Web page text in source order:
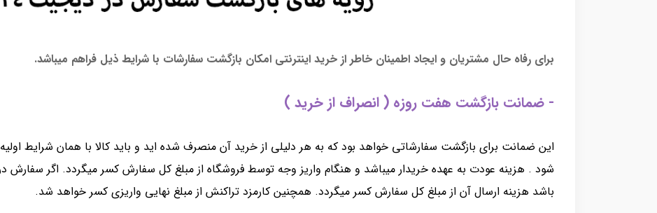
برای رفاه حال مشتریان و ایجاد اطمینان خاطر از خرید اینترنتی امکان بازگشت سفارشات با شرایط ذیل فراهم میباشد.
- ضمانت بازگشت هفت روزه ( انصراف از خرید )
این ضمانت برای بازگشت سفارشاتی خواهد بود که به هر دلیلی از خرید آن منصرف شده اید و باید کالا با همان شرایط
شود . هزینه عودت به عهده خریدار میباشد و هنگام واریز وجه توسط فروشگاه از مبلغ کل سفارش کسر میگردد. اگر سفارش
باشد هزینه ارسال آن از مبلغ کل سفارش کسر میگردد. همچنین کارمزد تراکنش از مبلغ نهایی واریزی کسر خواهد شد.